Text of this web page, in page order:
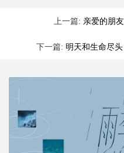
上一篇: 亲爱的朋
下一篇: 明天和生命尽